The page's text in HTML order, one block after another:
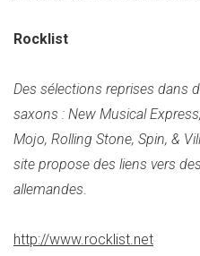
Rocklist
Des sélections reprises dans
saxons : New Musical
Mojo, Rolling Stone, Spin, &
site propose des liens vers
allemandes.
http://www.rocklist.net